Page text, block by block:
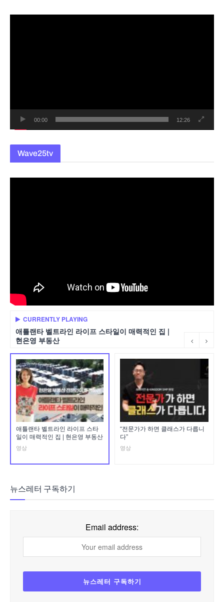
00:00 12:26
Wave25tv
CURRENTLY PLAYING
애틀랜타 벨트라인 라이프 스타일이 매력적인 집 |
현은영 부동산
애틀랜타 벨트라인 라이프 스타
일이 매력적인 집 | 현은영 부동산
영상
“전문가가 하면 클래스가 다릅니
다”
영상
뉴스레터 구독하기
Email address: